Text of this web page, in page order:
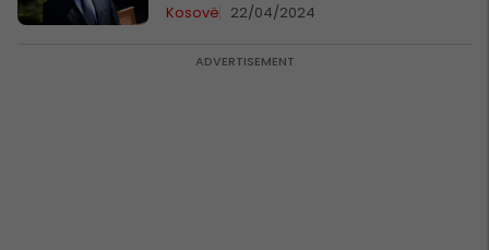
Kosovë 22/04/2024